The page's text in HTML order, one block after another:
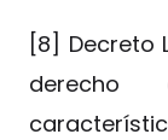
[8] Decreto